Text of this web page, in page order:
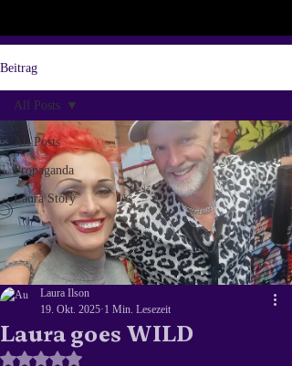
Beitrag
All Posts
Propaganda
Laura Story
All Posts
Laura goes WILD
Laura Ilson
19. Okt. 2025 1 Min. Lesezeit
Mit NaN von 5 Sternen bewertet.